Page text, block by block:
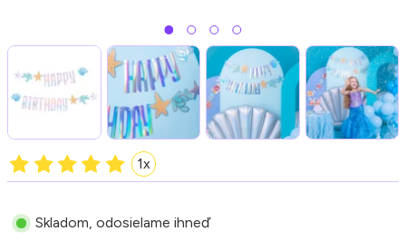
1x
Skladom, odosielame ihneď